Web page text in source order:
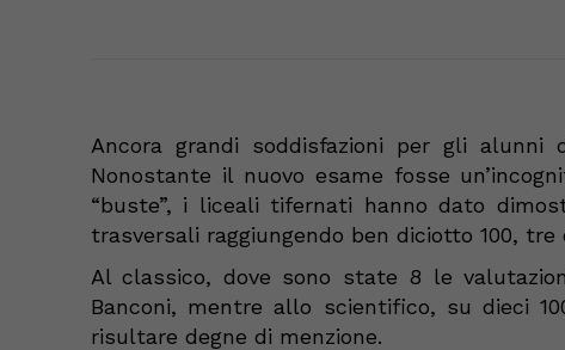
Ancora grandi soddisfazioni per gli alunni
Nonostante il nuovo esame fosse
“buste”, i liceali tifernati hanno dato
trasversali raggiungendo ben diciotto 100, tre
Al classico, dove sono state 8 le
Banconi, mentre allo scientifico, su dieci
risultare degne di menzione.